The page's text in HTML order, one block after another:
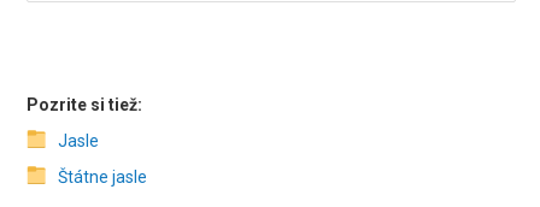
Pozrite si tiež:
Jasle
Štátne jasle